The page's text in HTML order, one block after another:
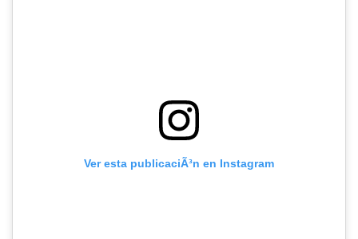
Ver esta publicaciÃ³n en Instagram